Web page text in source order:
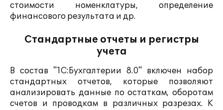
стоимости номенклатуры, определение
финансового результата и др.
Стандартные отчеты и регистры
учета
В состав "1С:Бухгалтерии 8.0" включен набор
стандартных отчетов, которые позволяют
анализировать данные по остаткам, оборотам
счетов и проводкам в различных разрезах. К